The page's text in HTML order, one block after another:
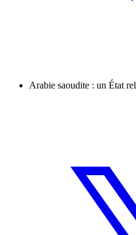
Arabie saoudite : un État